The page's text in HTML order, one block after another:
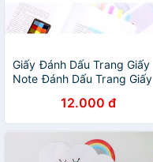
Giấy Đánh Dấu Trang Giấy
Note Đánh Dấu Trang Giấy
12.000 đ